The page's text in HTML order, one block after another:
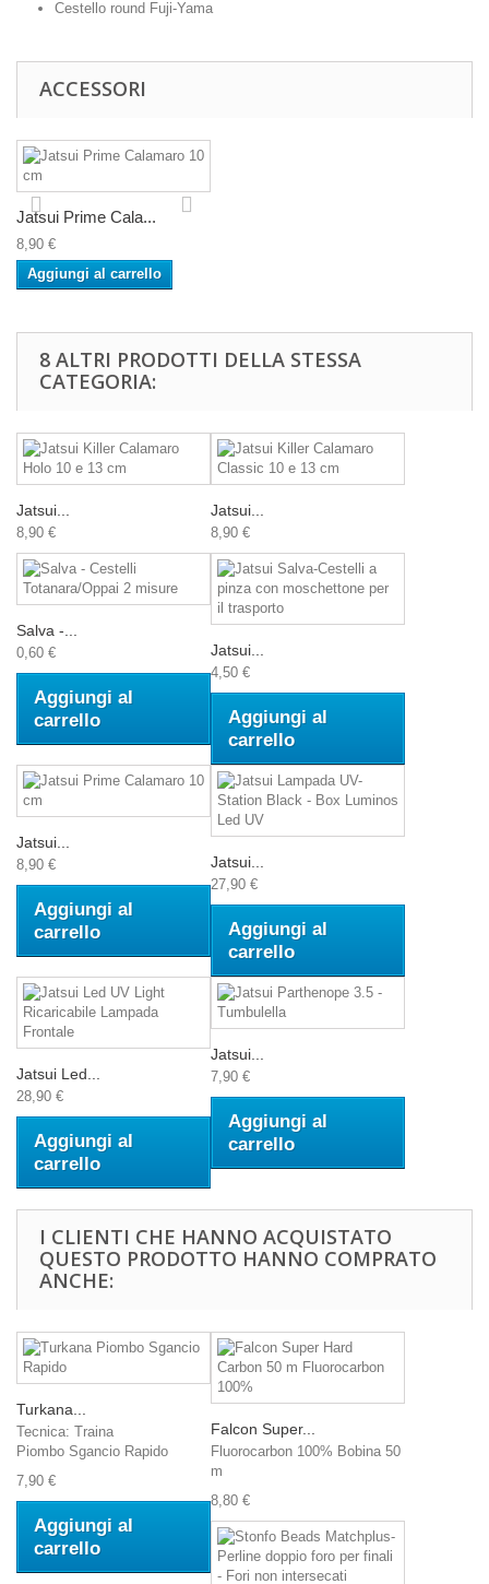
Cestello round Fuji-Yama
ACCESSORI
Jatsui Prime Cala...
8,90 €
Aggiungi al carrello
8 ALTRI PRODOTTI DELLA STESSA
CATEGORIA:
Jatsui...
8,90 €
Jatsui...
8,90 €
Salva -...
0,60 €
Aggiungi al
carrello
Jatsui...
4,50 €
Aggiungi al
carrello
Jatsui...
8,90 €
Aggiungi al
carrello
Jatsui...
27,90 €
Aggiungi al
carrello
Jatsui Led...
28,90 €
Aggiungi al
carrello
Jatsui...
7,90 €
Aggiungi al
carrello
I CLIENTI CHE HANNO ACQUISTATO
QUESTO PRODOTTO HANNO COMPRATO
ANCHE:
Turkana...
Tecnica: Traina
Piombo Sgancio Rapido
7,90 €
Aggiungi al
carrello
Falcon Super...
Fluorocarbon 100% Bobina 50
m
8,80 €